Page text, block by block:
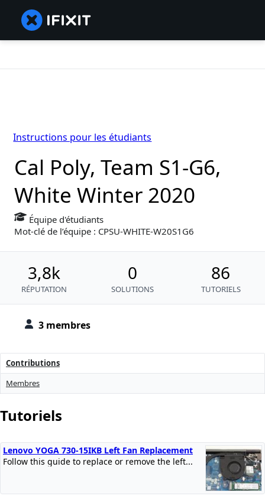
3 membres
Cal Poly, Team S1-G6,
White Winter 2020
Équipe d'étudiants
Mot-clé de l’équipe : CPSU-WHITE-W20S1G6
3,8k
RÉPUTATION
0
SOLUTIONS
86
TUTORIELS
Instructions pour les étudiants
Contributions
Membres
Tutoriels
Lenovo YOGA 730-15IKB Left Fan Replacement
Follow this guide to replace or remove the left...